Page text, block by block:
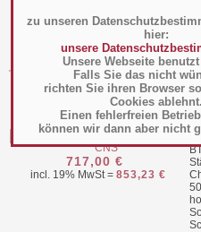
zu unseren
hier:
unsere
Unsere Webseite
Falls Sie das nicht
richten Sie ihren Browser
Cookies ablehnt.
Einen fehlerfreien
können wir dann aber nicht
717,00 €
incl. 19% MwSt = 853,23 €